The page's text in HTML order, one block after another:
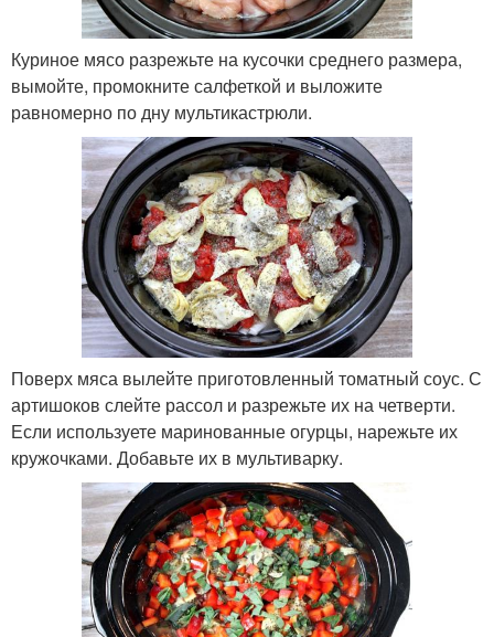
Куриное мясо разрежьте на кусочки среднего размера,
вымойте, промокните салфеткой и выложите
равномерно по дну мультикастрюли.
Поверх мяса вылейте приготовленный томатный соус. С
артишоков слейте рассол и разрежьте их на четверти.
Если используете маринованные огурцы, нарежьте их
кружочками. Добавьте их в мультиварку.